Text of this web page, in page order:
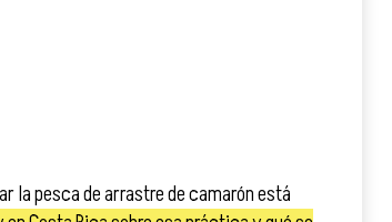
la pesca de arrastre de camarón está